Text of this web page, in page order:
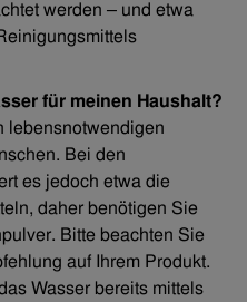
werden – und etwa
für meinen Haushalt?
lebensnotwendigen
Bei den
es jedoch etwa die
daher benötigen Sie
Bitte beachten Sie
auf Ihrem Produkt.
Wasser bereits mittels